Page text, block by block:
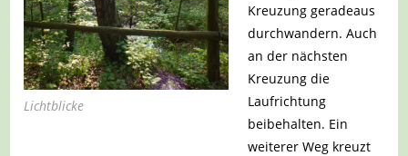
Lichtblicke
Kreuzung geradeaus
durchwandern. Auch
an der nächsten
Kreuzung die
Laufrichtung
beibehalten. Ein
weiterer Weg kreuzt